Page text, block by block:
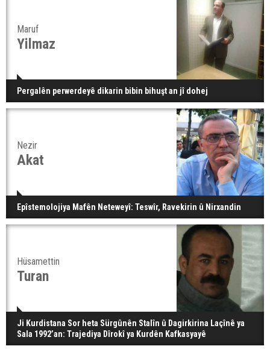
Maruf
Yilmaz
Pergalên perwerdeyê dikarin bibin bihuşt an jî dohej
Nezir
Akat
Epîstemolojiya Mafên Neteweyî: Teswîr, Ravekirin û Nirxandin
Hüsamettin
Turan
Ji Kurdistana Sor heta Sürgûnên Stalîn û Dagirkirina Laçînê ya
Sala 1992’an: Trajediya Dîrokî ya Kurdên Kafkasyayê